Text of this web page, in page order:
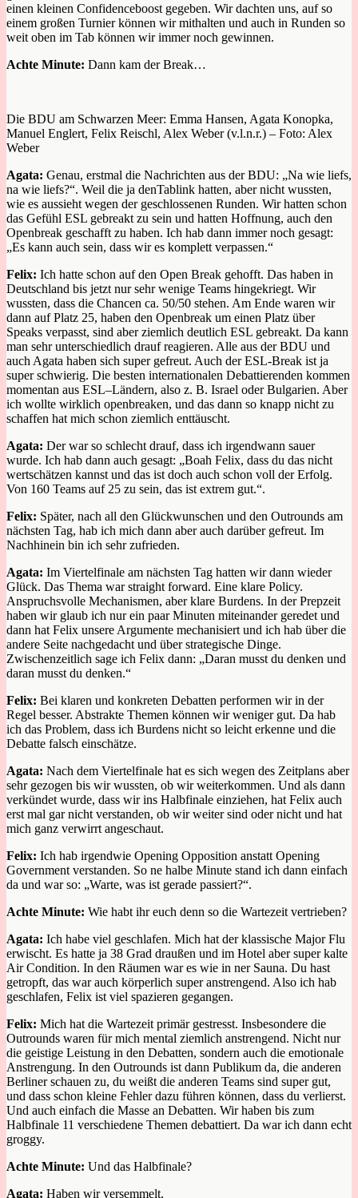
einen kleinen Confidenceboost gegeben. Wir dachten uns, auf so
einem großen Turnier können wir mithalten und auch in Runden so
weit oben im Tab können wir immer noch gewinnen.
Achte Minute: Dann kam der Break…
Die BDU am Schwarzen Meer: Emma Hansen, Agata Konopka,
Manuel Englert, Felix Reischl, Alex Weber (v.l.n.r.) – Foto: Alex
Weber
Agata: Genau, erstmal die Nachrichten aus der BDU: „Na wie liefs,
na wie liefs?“. Weil die ja denTablink hatten, aber nicht wussten,
wie es aussieht wegen der geschlossenen Runden. Wir hatten schon
das Gefühl ESL gebreakt zu sein und hatten Hoffnung, auch den
Openbreak geschafft zu haben. Ich hab dann immer noch gesagt:
„Es kann auch sein, dass wir es komplett verpassen.“
Felix: Ich hatte schon auf den Open Break gehofft. Das haben in
Deutschland bis jetzt nur sehr wenige Teams hingekriegt. Wir
wussten, dass die Chancen ca. 50/50 stehen. Am Ende waren wir
dann auf Platz 25, haben den Openbreak um einen Platz über
Speaks verpasst, sind aber ziemlich deutlich ESL gebreakt. Da kann
man sehr unterschiedlich drauf reagieren. Alle aus der BDU und
auch Agata haben sich super gefreut. Auch der ESL-Break ist ja
super schwierig. Die besten internationalen Debattierenden kommen
momentan aus ESL–Ländern, also z. B. Israel oderBulgarien. Aber
ich wollte wirklich openbreaken, und das dann so knapp nicht zu
schaffen hat mich schon ziemlich enttäuscht.
Agata: Der war so schlecht drauf, dass ich irgendwann sauer
wurde. Ich hab dann auch gesagt: „Boah Felix, dass du das nicht
wertschätzen kannst und das ist doch auch schon voll der Erfolg.
Von 160 Teams auf 25 zu sein, das ist extrem gut.“.
Felix: Später, nach all den Glückwunschen und den Outrounds am
nächsten Tag, hab ich mich dann aber auch darüber gefreut. Im
Nachhinein bin ich sehr zufrieden.
Agata: Im Viertelfinale am nächsten Tag hatten wirdann wieder
Glück. Das Thema warstraight forward. Eine klare Policy.
Anspruchsvolle Mechanismen, aber klare Burdens. In der Prepzeit
haben wir glaub ich nur ein paarMinuten miteinander geredet und
dann hat Felix unsere Argumente mechanisiert und ich hab über die
andere Seite nachgedacht und überstrategische Dinge.
Zwischenzeitlich sage ich Felix dann: „Daran musst du denken und
daran musst du denken.“
Felix: Bei klaren und konkreten Debatten performen wir in der
Regel besser. Abstrakte Themen können wirweniger gut. Da hab
ich das Problem, dass ich Burdens nicht so leicht erkenne und die
Debatte falsch einschätze.
Agata: Nach dem Viertelfinale hat es sich wegen des Zeitplans aber
sehr gezogen bis wir wussten, ob wir weiterkommen. Und als dann
verkündet wurde, dass wir ins Halbfinale einziehen, hat Felix auch
erst mal gar nicht verstanden, ob wir weiter sind oder nicht und hat
mich ganz verwirrt angeschaut.
Felix: Ich hab irgendwie Opening Opposition anstatt Opening
Government verstanden. So ne halbe Minute stand ich dann einfach
da und war so: „Warte, was ist gerade passiert?“.
Achte Minute: Wie habt ihr euch denn so die Wartezeit vertrieben?
Agata: Ich habe viel geschlafen. Mich hat der klassische Major Flu
erwischt. Es hatte ja 38 Grad draußen und im Hotel abersuper kalte
Air Condition. In den Räumen war es wie in ner Sauna. Du hast
getropft, das war auch körperlich super anstrengend. Also ich hab
geschlafen, Felix ist viel spazieren gegangen.
Felix: Mich hat die Wartezeit primär gestresst. Insbesondere die
Outrounds waren für mich mental ziemlich anstrengend. Nicht nur
die geistige Leistung in den Debatten, sondern auch die emotionale
Anstrengung. In den Outrounds ist dann Publikum da, die anderen
Berliner schauen zu, du weißt die anderen Teams sind super gut,
und dass schon kleine Fehlerdazu führen können, dass du verlierst.
Und auch einfach die Masse an Debatten. Wir haben bis zum
Halbfinale 11 verschiedene Themen debattiert. Da war ich dann echt
groggy.
Achte Minute: Und das Halbfinale?
Agata: Haben wir versemmelt.